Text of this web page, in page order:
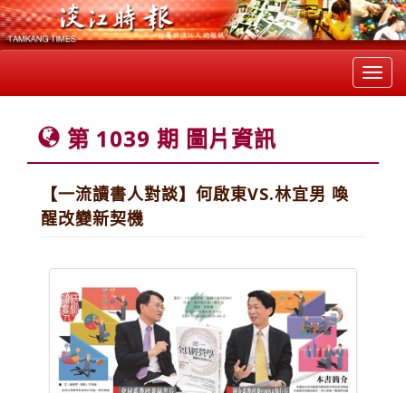
第 1039 期 圖片資訊
【一流讀書人對談】何啟東VS.林宜男 喚
醒改變新契機